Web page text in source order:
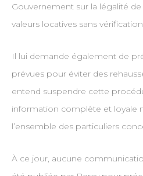
Gouvernement sur la légalité
valeurs locatives sans
Il lui demande également de
prévues pour éviter des
entend suspendre cette
information complète et loyale
l’ensemble des particuliers
À ce jour, aucune